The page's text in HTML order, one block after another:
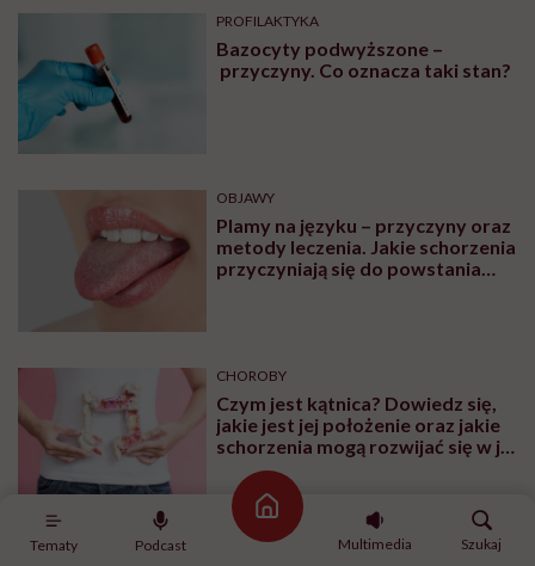
Tematy Podcast
Strona główna
Multimedia
Szukaj
PROFILAKTYKA
Bazocyty podwyższone –
przyczyny. Co oznacza taki stan?
OBJAWY
Plamy na języku – przyczyny oraz
metody leczenia. Jakie schorzenia
przyczyniają się do powstania
CHOROBY
Czym jest kątnica? Dowiedz się,
jakie jest jej położenie oraz jakie
schorzenia mogą rozwijać się w jej
obrębie